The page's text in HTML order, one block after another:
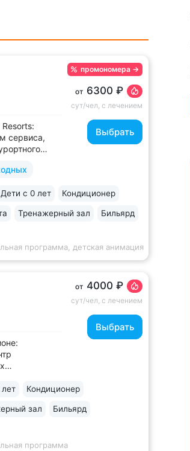
сервиса,
с
промономера →
от 6300 ₽
сут/чел, с лечением
Выбрать
Дети с 0 лет Кондиционер
Тренажерный зал Бильярд
программа, детская анимация
Победы
Курортного
от 4000 ₽
сут/чел, с лечением
Выбрать
Кондиционер
зал Бильярд
программа